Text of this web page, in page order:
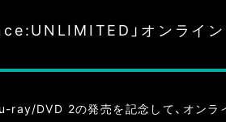
」オンライン
DVD 2の発売を記念して、オンラ